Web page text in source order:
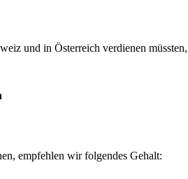
und in Österreich verdienen
empfehlen wir folgendes Gehalt: